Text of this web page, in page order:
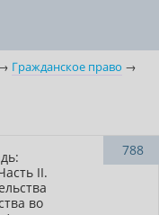
Гражданское право →
788